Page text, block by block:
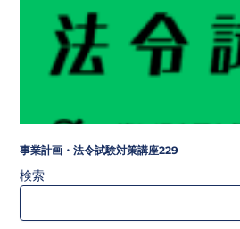
事業計画・法令試験対策講座229
検索